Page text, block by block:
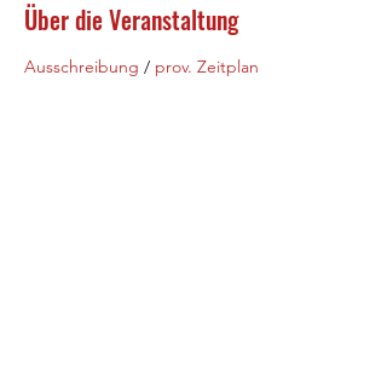
Über die Veranstaltung
Ausschreibung / prov. Zeitplan